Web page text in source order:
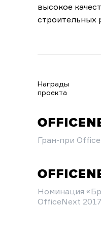
высокое
строительных
Награды
проекта
Гран-при
Номинация
OfficeNext 2017